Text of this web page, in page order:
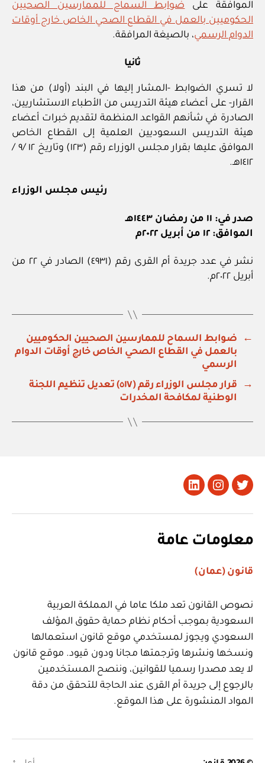
الموافقة علىضوابط السماح للممارسين الصحيين
الحكوميين بالعمل في القطاع الصحي الخاص خارج أوقات
الدوام الرسمي، بالصيغة المرافقة.
ثانيا
لا تسري الضوابط -المشار إليها في البند (أولا) من هذا
القرار- على أعضاء هيئة التدريس من الأطباء الاستشاريين،
الصادرة في شأنهم القواعد المنظمة لتقديم خبرات أعضاء
هيئة التدريس السعوديين العلمية إلى القطاع الخاص
الموافق عليها بقرار مجلس الوزراء رقم (١٢٣) وتاريخ ١٢ /٩ /
١٤١٢هـ.
رئيس مجلس الوزراء
صدر في: ١١ من رمضان ١٤٤٣هـ
الموافق: ١٢ من أبريل ٢٠٢٢م
نشر في عدد جريدة أم القرى رقم (٤٩٣١) الصادر في ٢٢ من
أبريل ٢٠٢٢م.
←
ضوابط السماح للممارسين الصحيين الحكوميين
بالعمل في القطاع الصحي الخاص خارج أوقات الدوام
الرسمي
→
قرار مجلس الوزراء رقم (٥١٧) تعديل تنظيم اللجنة
الوطنية لمكافحة المخدرات
تويتر Instagram
LinkedIn
معلومات عامة
قانون (عمان)
نصوص القانون تعد ملكا عاما في المملكة العربية
السعودية بموجب أحكام نظام حماية حقوق المؤلف
السعودي ويجوز لمستخدمي موقع قانون استعمالها
ونسخها ونشرها وترجمتها مجانا ودون قيود. موقع قانون
لا يعد مصدرا رسميا للقوانين، وننصح المستخدمين
بالرجوع إلى جريدة أم القرى عند الحاجة للتحقق من دقة
المواد المنشورة على هذا الموقع.